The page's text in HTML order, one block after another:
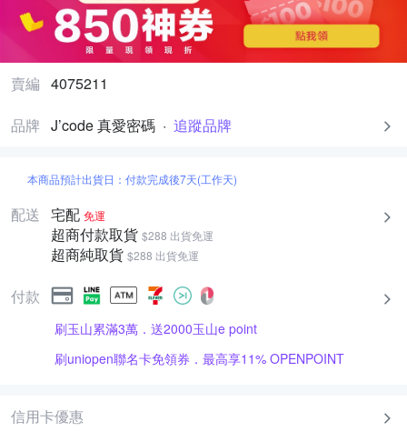
賣編 4075211
品牌 J’code 真愛密碼 · 追蹤品牌
本商品預計出貨日：付款完成後7天(工作天)
配送 宅配 免運
超商付款取貨 $288 出貨免運
超商純取貨 $288 出貨免運
付款
刷玉山累滿3萬．送2000玉山e point
刷uniopen聯名卡免領券．最高享11% OPENPOINT
信用卡優惠